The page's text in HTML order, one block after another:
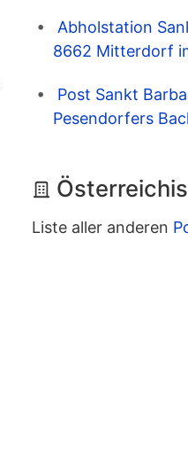
Abholstation
8662 Mitterdorf
Post Sankt
Pesendorfers
Liste aller anderen